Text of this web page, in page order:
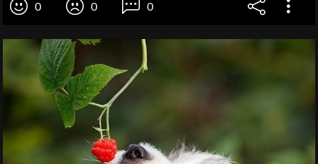
0 0 0